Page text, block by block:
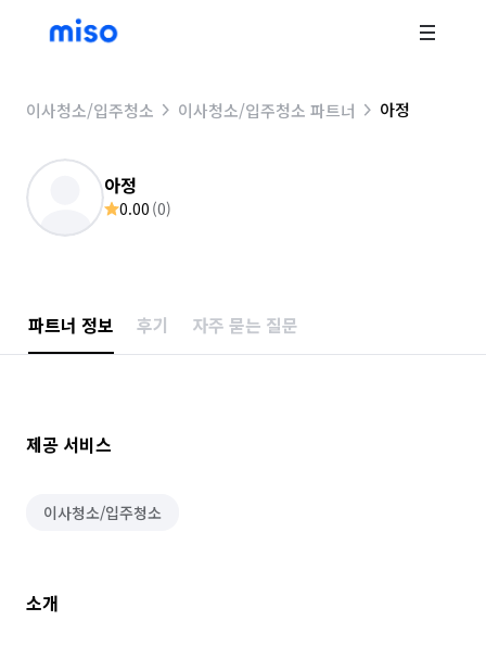
이사청소/입주청소 이사청소/입주청소 파트너 아정
아정
0.00 (0)
파트너 정보 후기 자주 묻는 질문
제공 서비스
이사청소/입주청소
소개